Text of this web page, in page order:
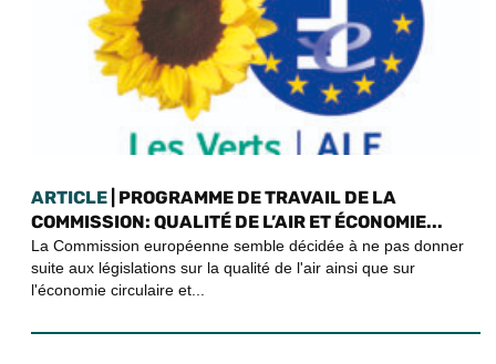
ARTICLE | PROGRAMME DE TRAVAIL DE LA
COMMISSION: QUALITÉ DE L’AIR ET ÉCONOMIE...
La Commission européenne semble décidée à ne pas donner
suite aux législations sur la qualité de l'air ainsi que sur
l'économie circulaire et...